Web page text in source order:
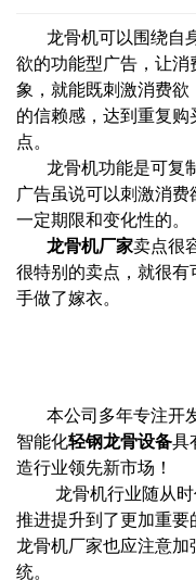
龙骨机可以围绕自
欲的功能型广告，让消
象，就能既刺激消费
的信赖感，达到重复
点。
龙骨机功能是可复
广告虽说可以刺激消
一定期限和变化性的。
龙骨机厂家卖点很
很特别的卖点，就很
手做了嫁衣。
本公司多年专注开
智能化轻钢龙骨设备具
造行业领先新市场！
龙骨机行业随从
推进提升到了更加重要
龙骨机厂家也应注意
统。